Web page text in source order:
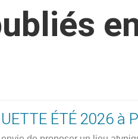
ÉTÉ 2026 à